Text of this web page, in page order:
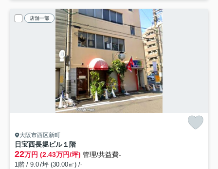
店舗一部
大阪市西区新町
日宝西長堀ビル１階
22万円 (2.43万円/坪) 管理/共益費-
1階 / 9.07坪 (30.00㎡) /-